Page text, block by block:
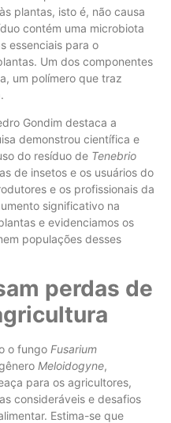
plantas, isto é, não causa
contém uma microbiota
essenciais para o
Um dos componentes
um polímero que traz
Gondim destaca a
demonstrou científica e
do resíduo de Tenebrio
de insetos e os usuários do
e os profissionais da
significativo na
e evidenciamos os
populações desses
perdas de
o fungo Fusarium
Meloidogyne,
para os agricultores,
consideráveis e desafios
Estima-se que